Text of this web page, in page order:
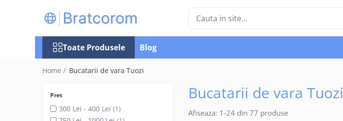
Articole animale
Hrana pentru caini
Hrana pentru pisici
Toate Produsele Blog
Home / Bucatarii de vara Tuozi
Bucatarii de vara Tuozi
Pret
300 Lei - 400 Lei (1)
Afiseaza: 1-24 din 77 produse